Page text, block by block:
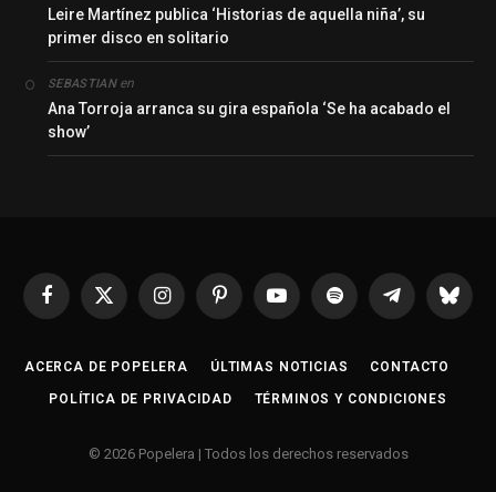
Leire Martínez publica ‘Historias de aquella niña’, su
primer disco en solitario
SEBASTIANen
Ana Torroja arranca su gira española ‘Se ha acabado el
show’
Facebook
X
InstagramPinterestYouTubeSpotify Telegrama
ACERCA DE POPELERA ÚLTIMAS NOTICIAS CONTACTO
POLÍTICA DE PRIVACIDAD TÉRMINOS Y CONDICIONES
© 2026 Popelera | Todos los derechos reservados